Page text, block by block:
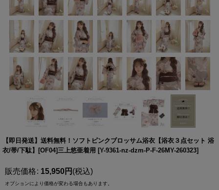
【即日発送】送料無料！ソフトピンクブロッサム浴衣【浴衣３点セット 浴
衣/帯/下駄】[OF04]三上悠亜着用 [Y-9361-nz-dzm-P-F-26MY-260323]
販売価格: 15,950円 (税込)
オプションにより価格が変わる場合もあります。